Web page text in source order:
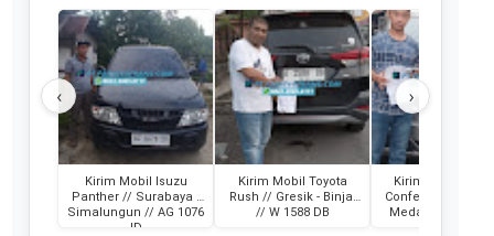
‹
Kirim Mobil Isuzu
Panther // Surabaya -
Simalungun // AG 1076
ID
Kirim Mobil Toyota
Rush // Gresik - Binjai
// W 1588 DB
Kirim Mobil
Confero //
Medan // L 1202
›